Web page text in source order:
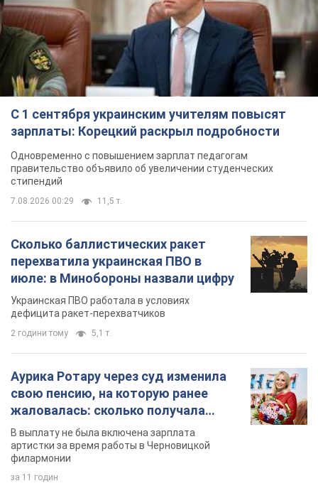
Одновременно с повышением зарплат педагогам
правительство объявило об увеличении студенческих
стипендий
7.08.2026 00:29 11,5 т.
перехватила украинская ПВО в
июле: в Минобороны назвали цифру
Украинская ПВО работала в условиях
дефицита ракет-перехватчиков
Аурика Ротару через суд изменила
свою пенсию, на которую ранее
жаловалась: сколько получала
певица
артистки за время работы в Черновицкой
филармонии
за 11 годин